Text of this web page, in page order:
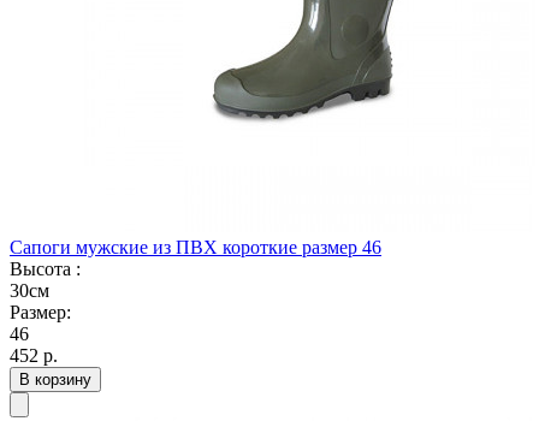
Сапоги мужские из ПВХ короткие размер 46
Высота :
30см
Размер:
46
452 р.
В корзину